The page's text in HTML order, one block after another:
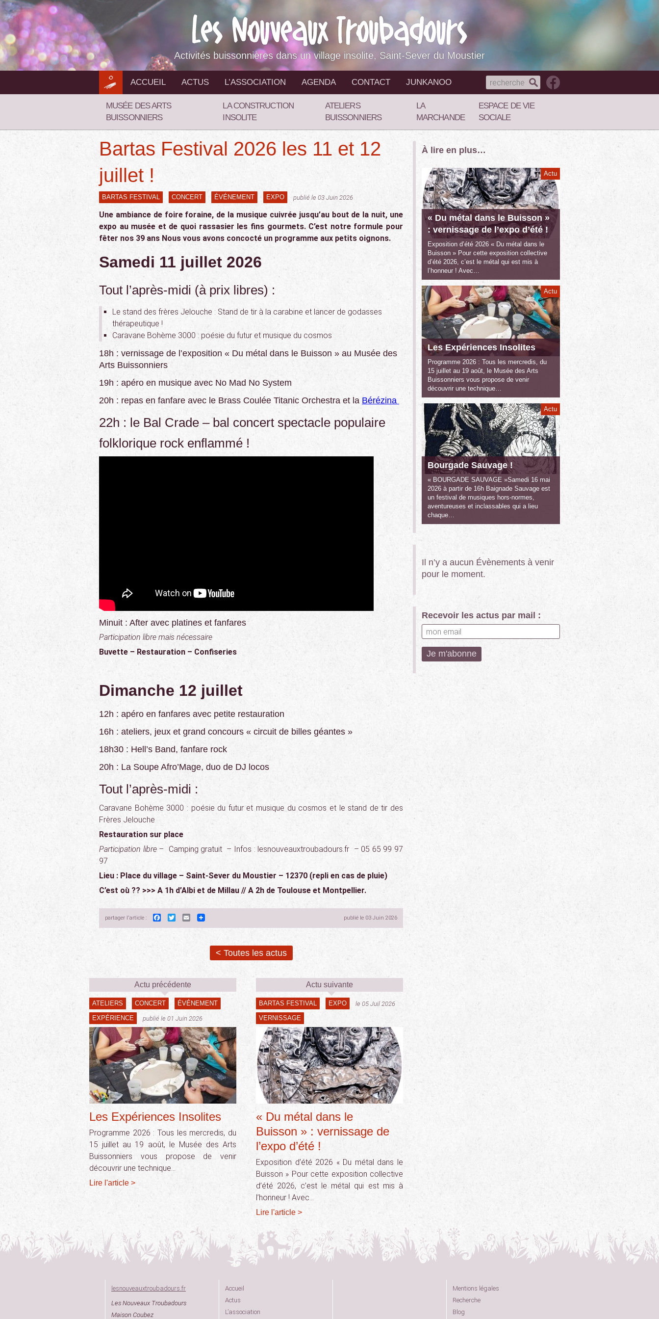
Aller
au
contenu
Activités buissonnières dans un village insolite, Saint-Sever du Moustier
ACCUEIL ACTUS L’ASSOCIATION AGENDA CONTACT JUNKANOO
MUSÉE DES ARTS
BUISSONNIERS
LA CONSTRUCTION
INSOLITE
ATELIERS
BUISSONNIERS
LA
MARCHANDE
ESPACE DE VIE
SOCIALE
Bartas Festival 2026 les 11 et 12
juillet !
BARTAS FESTIVAL CONCERT ÉVÉNEMENT EXPO publié le 03 Juin 2026
Une ambiance de foire foraine, de la musique cuivrée jusqu’au bout de la nuit, une
expo au musée et de quoi rassasier les fins gourmets. C’est notre formule pour
fêter nos 39 ans Nous vous avons concocté un programme aux petits oignons.
Samedi 11 juillet 2026
Tout l’après-midi (à prix libres) :
Le stand des frères Jelouche : Stand de tir à la carabine et lancer de godasses
thérapeutique !
Caravane Bohème 3000 : poésie du futur et musique du cosmos
18h : vernissage de l’exposition « Du métal dans le Buisson » au Musée des
Arts Buissonniers
19h : apéro en musique avec No Mad No System
20h : repas en fanfare avec le Brass Coulée Titanic Orchestra et la Bérézina
22h : le Bal Crade – bal concert spectacle populaire
folklorique rock enflammé !
Minuit : After avec platines et fanfares
Participation libre mais nécessaire
Buvette – Restauration – Confiseries
Dimanche 12 juillet
12h : apéro en fanfares avec petite restauration
16h : ateliers, jeux et grand concours « circuit de billes géantes »
18h30 : Hell’s Band, fanfare rock
20h : La Soupe Afro’Mage, duo de DJ locos
Tout l’après-midi :
Caravane Bohème 3000 : poésie du futur et musique du cosmos et le stand de tir des
Frères Jelouche
Restauration sur place
Participation libre – Camping gratuit – Infos : lesnouveauxtroubadours.fr – 05 65 99 97
97
Lieu : Place du village – Saint-Sever du Moustier – 12370 (repli en cas de pluie)
C’est où ?? >>> A 1h d’Albi et de Millau // A 2h de Toulouse et Montpellier.
partager l'article : Facebook
TwitterEmail publié le 03 Juin 2026
< Toutes les actus
Actu précédente
ATELIERS CONCERT
ÉVÉNEMENT
EXPÉRIENCE
publié le 01 Juin 2026
Les Expériences Insolites
Programme 2026 : Tous les mercredis, du
15 juillet au 19 août, le Musée des Arts
Buissonniers vous propose de venir
découvrir une technique…
Lire l'article >
Actu suivante
BARTAS FESTIVAL
EXPO
VERNISSAGE
le 05 Juil 2026
« Du métal dans le
Buisson » : vernissage de
l’expo d’été !
Exposition d’été 2026 « Du métal dans le
Buisson » Pour cette exposition collective
d’été 2026, c’est le métal qui est mis à
l’honneur ! Avec…
Lire l'article >
À lire en plus…
Actu
« Du métal dans le Buisson »
: vernissage de l’expo d’été !
Exposition d’été 2026 « Du métal dans le
Buisson » Pour cette exposition collective
d’été 2026, c’est le métal qui est mis à
l’honneur ! Avec…
Actu
Les Expériences Insolites
Programme 2026 : Tous les mercredis, du
15 juillet au 19 août, le Musée des Arts
Buissonniers vous propose de venir
découvrir une technique…
Actu
Bourgade Sauvage !
« BOURGADE SAUVAGE »Samedi 16 mai
2026 à partir de 16h Baignade Sauvage est
un festival de musiques hors-normes,
aventureuses et inclassables qui a lieu
chaque…
Il n’y a aucun Évènements à venir
pour le moment.
Recevoir les actus par mail :
lesnouveauxtroubadours.fr
Les Nouveaux Troubadours
Maison Coubez
Accueil
Actus
L’association
Mentions légales
Recherche
Blog